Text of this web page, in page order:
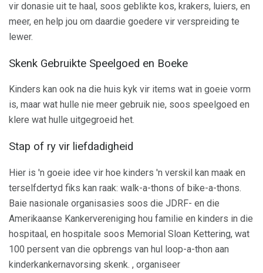
vir donasie uit te haal, soos geblikte kos, krakers, luiers, en
meer, en help jou om daardie goedere vir verspreiding te
lewer.
Skenk Gebruikte Speelgoed en Boeke
Kinders kan ook na die huis kyk vir items wat in goeie vorm
is, maar wat hulle nie meer gebruik nie, soos speelgoed en
klere wat hulle uitgegroeid het.
Stap of ry vir liefdadigheid
Hier is 'n goeie idee vir hoe kinders 'n verskil kan maak en
terselfdertyd fiks kan raak: walk-a-thons of bike-a-thons.
Baie nasionale organisasies soos die JDRF- en die
Amerikaanse Kankervereniging hou familie en kinders in die
hospitaal, en hospitale soos Memorial Sloan Kettering, wat
100 persent van die opbrengs van hul loop-a-thon aan
kinderkankernavorsing skenk. , organiseer